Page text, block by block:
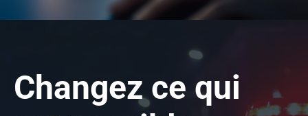
Changez ce qui